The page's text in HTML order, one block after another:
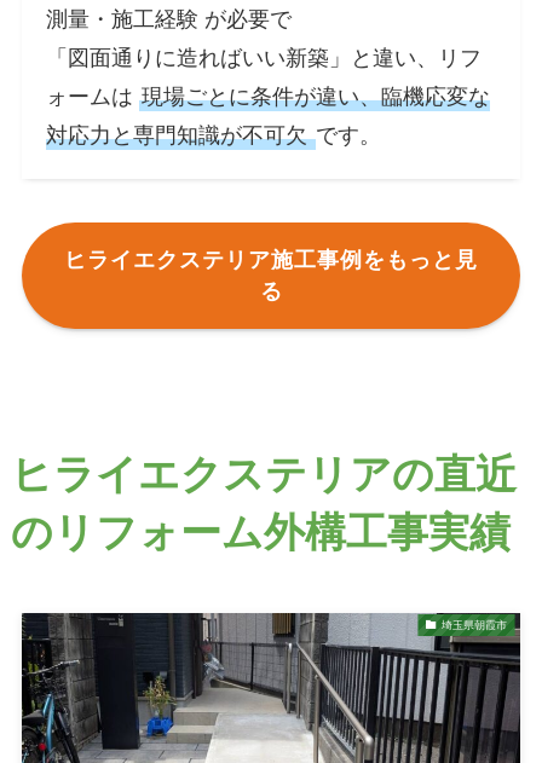
測量・施工経験 が必要で
「図面通りに造ればいい新築」と違い、リフ
ォームは 現場ごとに条件が違い、臨機応変な
対応力と専門知識が不可欠 です。
ヒライエクステリア施工事例をもっと見
る
ヒライエクステリアの直近
のリフォーム外構工事実績
埼玉県朝霞市